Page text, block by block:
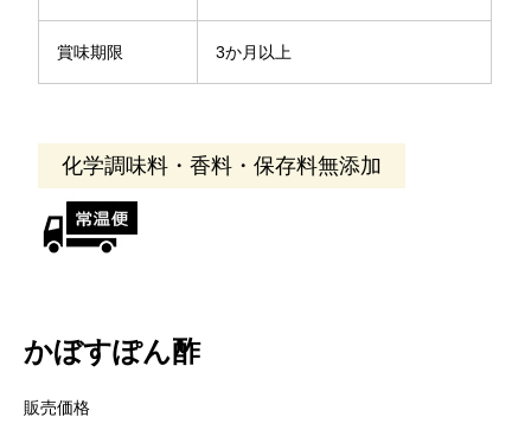
賞味期限 3か月以上
化学調味料・香料・保存料無添加
かぼすぽん酢
販売価格